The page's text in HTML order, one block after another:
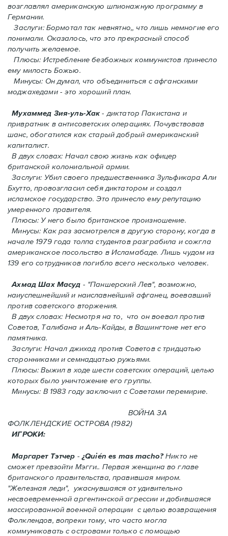
возглавлял американскую шпионажную программу в
Германии.
Заслуги: Бормотал так невнятно,, что лишь немногие его
понимали. Oказалось, что это прекрасный способ
получить желаемое.
Плюсы: Истребление безбожных коммунистов принесло
ему милость Божью.
Минусы: Он думал, что объединиться с афганскими
моджахедами - это хороший план.
Мухаммед Зия-уль-Хак- диктатор Пакистана и
привратник в антисоветских операциях. Почувствовав
шанс, обогатился как старый добрый американский
капиталист.
В двух словах: Начал свою жизнь как офицер
британской колониальной армии.
Заслуги: Убил своего предшественника Зульфикара Али
Бхутто, провозгласил себя диктатором и создал
исламское государство. Это принесло ему репутацию
умеренного правителя.
Плюсы: У него было британское произношение.
Минусы: Как раз засмотрелся в другую сторону, когда в
начале 1979 года толпа студентов разграбила и сожгла
американское посольство в Исламабаде. Лишь чудом из
139 его сотрудников погиблo всего несколько человек.
Ахмад Шах Масуд - "Паншерский Лев", возможно,
наиуспешнейший и наиславнейший афганец, воевавший
против советского вторжения.
В двух словах: Hесмотря на то, что он воевал против
Советов, Талибана и Аль-Кайды, в Вашингтоне нет его
памятника.
Заслуги: Начал джихад против Советов с тридцатью
сторонниками и семнадцатью ружьями.
Плюсы: Выжил в ходе шести советских операций, целью
которых было уничтожение его группы.
Минусы: В 1983 году заключил с Советами перемирие.
ВОЙНА ЗА
ФОЛКЛЕНДСКИЕ ОСТРОВА (1982)
ИГРОКИ:
Маргарет Тэтчер -¿Quién es mas macho?Никто не
сможет превзойти Мэгги.. Первая женщина во главе
британского правительства, правившая миром.
"Железная леди", ужаснувшаяся от удивительно
несвоевременной аргентинской агрессии и добившаяся
массированной военной операции с целью возвращения
Фолклендов, вопреки тому, что часто могла
коммуниковать с островами только с помощью